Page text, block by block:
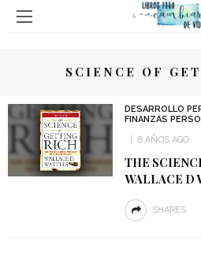
SCIENCE OF
DESARROLLO
FINANZAS
8 AÑOS AGO
THE
WALLACE D
SHARES